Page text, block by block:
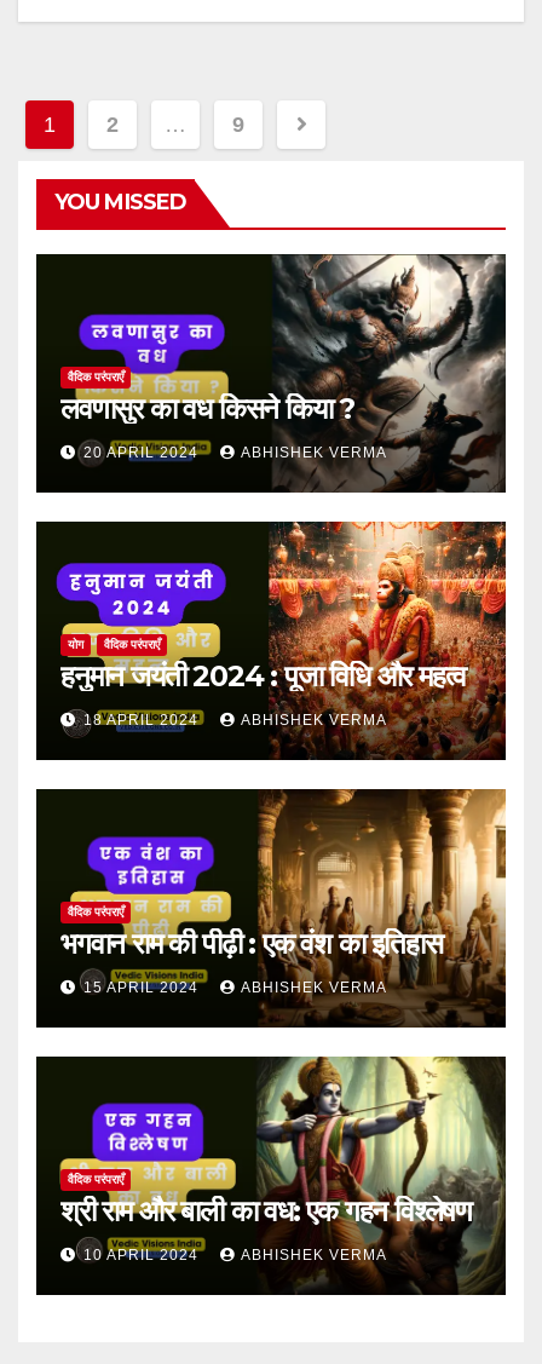
Posts
navigation
1 2 … 9
YOU MISSED
वैदिक परंपराएँ
लवणासुर का वध किसने किया ?
20 APRIL 2024 ABHISHEK VERMA
योग वैदिक परंपराएँ
हनुमान जयंती 2024 : पूजा विधि और महत्व
18 APRIL 2024 ABHISHEK VERMA
वैदिक परंपराएँ
भगवान राम की पीढ़ी : एक वंश का इतिहास
15 APRIL 2024 ABHISHEK VERMA
वैदिक परंपराएँ
श्री राम और बाली का वध: एक गहन विश्लेषण
10 APRIL 2024 ABHISHEK VERMA